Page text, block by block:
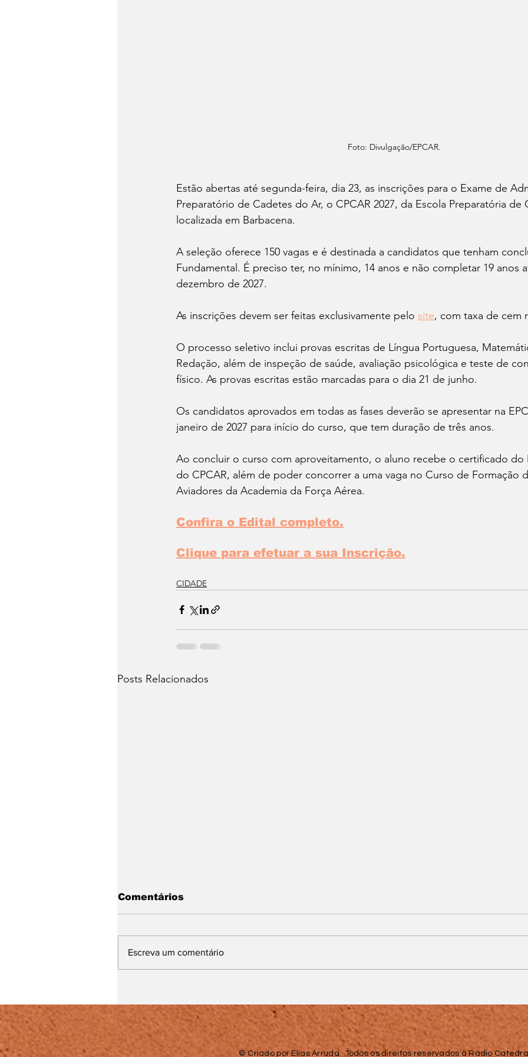
Foto: Divulgação/EPCAR.
Estão abertas até segunda-feira, dia 23, as inscrições para o Exame de
Preparatório de Cadetes do Ar, o CPCAR 2027, da Escola Preparatória de
localizada em Barbacena.
A seleção oferece 150 vagas e é destinada a candidatos que tenham
Fundamental. É preciso ter, no mínimo, 14 anos e não completar 19 anos
dezembro de 2027.
As inscrições devem ser feitas exclusivamente pelo site, com taxa de cem
O processo seletivo inclui provas escritas de Língua Portuguesa,
Redação, além de inspeção de saúde, avaliação psicológica e teste de
físico. As provas escritas estão marcadas para o dia 21 de junho.
Os candidatos aprovados em todas as fases deverão se apresentar na
janeiro de 2027 para início do curso, que tem duração de três anos.
Ao concluir o curso com aproveitamento, o aluno recebe o certificado do
do CPCAR, além de poder concorrer a uma vaga no Curso de Formação
Aviadores da Academia da Força Aérea.
Confira o Edital completo.
Clique para efetuar a sua Inscrição.
CIDADE
Posts Relacionados
semana em Juiz de Fora
e região
cultura e serviços
gratuitos de saúde
Comentários
Escreva um comentário
© Criado por Elias Arruda. Todos os direitos reservados à Rádio